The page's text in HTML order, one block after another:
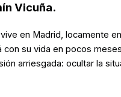
Vicuña.
en Madrid, locamente
su vida en pocos
arriesgada: ocultar la